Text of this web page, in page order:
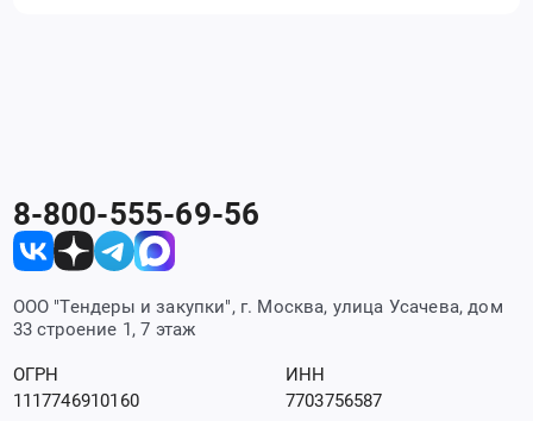
8-800-555-69-56
ООО "Тендеры и закупки", г. Москва, улица Усачева, дом
33 строение 1, 7 этаж
ОГРН
1117746910160
ИНН
7703756587